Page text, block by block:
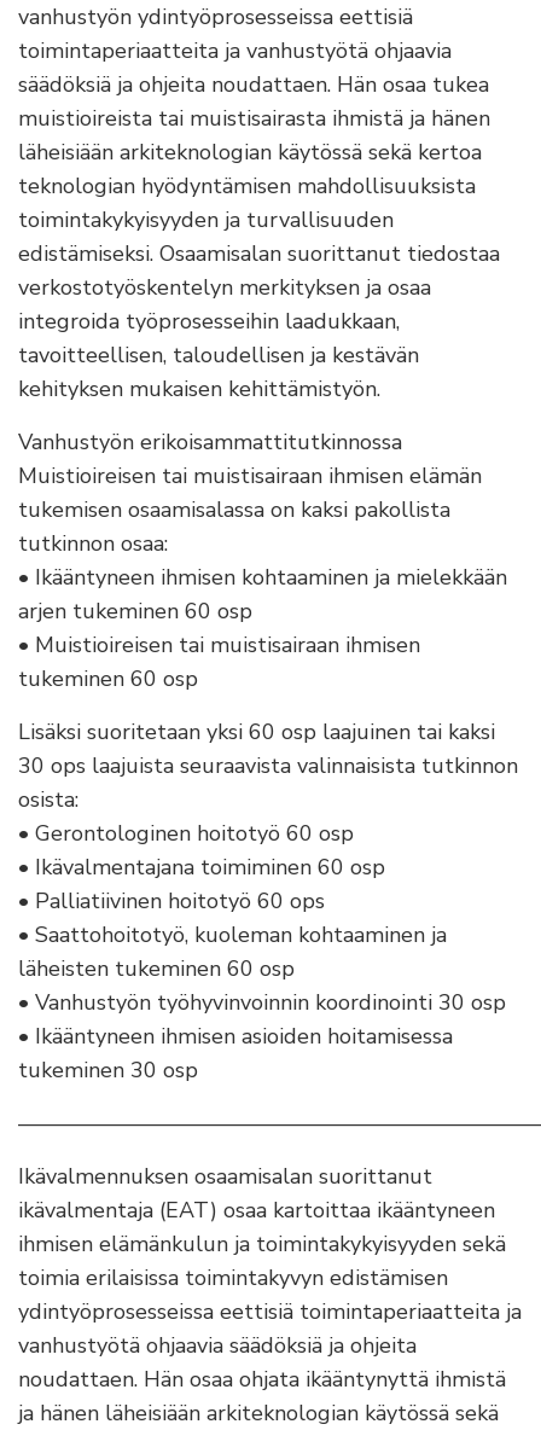
vanhustyön ydintyöprosesseissa eettisiä
toimintaperiaatteita ja vanhustyötä ohjaavia
säädöksiä ja ohjeita noudattaen. Hän osaa tukea
muistioireista tai muistisairasta ihmistä ja hänen
läheisiään arkiteknologian käytössä sekä kertoa
teknologian hyödyntämisen mahdollisuuksista
toimintakykyisyyden ja turvallisuuden
edistämiseksi. Osaamisalan suorittanut tiedostaa
verkostotyöskentelyn merkityksen ja osaa
integroida työprosesseihin laadukkaan,
tavoitteellisen, taloudellisen ja kestävän
kehityksen mukaisen kehittämistyön.
Vanhustyön erikoisammattitutkinnossa
Muistioireisen tai muistisairaan ihmisen elämän
tukemisen osaamisalassa on kaksi pakollista
tutkinnon osaa:
• Ikääntyneen ihmisen kohtaaminen ja mielekkään
arjen tukeminen 60 osp
• Muistioireisen tai muistisairaan ihmisen
tukeminen 60 osp
Lisäksi suoritetaan yksi 60 osp laajuinen tai kaksi
30 ops laajuista seuraavista valinnaisista tutkinnon
osista:
• Gerontologinen hoitotyö 60 osp
• Ikävalmentajana toimiminen 60 osp
• Palliatiivinen hoitotyö 60 ops
• Saattohoitotyö, kuoleman kohtaaminen ja
läheisten tukeminen 60 osp
• Vanhustyön työhyvinvoinnin koordinointi 30 osp
• Ikääntyneen ihmisen asioiden hoitamisessa
tukeminen 30 osp
Ikävalmennuksen osaamisalan suorittanut
ikävalmentaja (EAT) osaa kartoittaa ikääntyneen
ihmisen elämänkulun ja toimintakykyisyyden sekä
toimia erilaisissa toimintakyvyn edistämisen
ydintyöprosesseissa eettisiä toimintaperiaatteita ja
vanhustyötä ohjaavia säädöksiä ja ohjeita
noudattaen. Hän osaa ohjata ikääntynyttä ihmistä
ja hänen läheisiään arkiteknologian käytössä sekä